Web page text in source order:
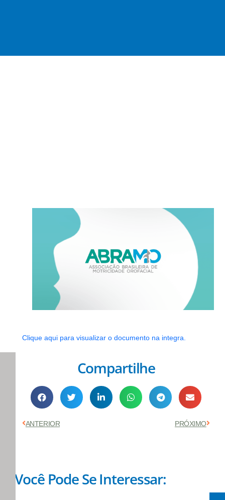
Clique aqui para visualizar o documento na integra.
Compartilhe
Anterior
ANTERIOR PRÓXIMO
Você Pode Se Interessar: